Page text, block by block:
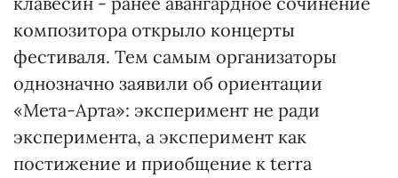
композитора открыло концерты
фестиваля. Тем самым организаторы
однозначно заявили об ориентации
«Мета-Арта»: эксперимент не ради
эксперимента, а эксперимент как
постижение и приобщение к terra